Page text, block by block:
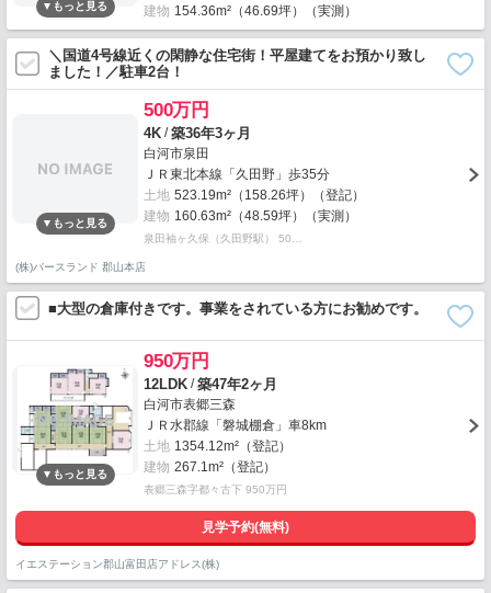
建物 154.36m²（46.69坪）（実測）
＼国道4号線近くの閑静な住宅街！平屋建てをお預かり致し
ました！／駐車2台！
500万円
4K /築36年3ヶ月
白河市泉田
ＪＲ東北本線「久田野」歩35分
土地 523.19m²（158.26坪）（登記）
建物 160.63m²（48.59坪）（実測）
泉田袖ヶ久保（久田野駅） 50…
(株)バースランド 郡山本店
■大型の倉庫付きです。事業をされている方にお勧めです。
950万円
12LDK /築47年2ヶ月
白河市表郷三森
ＪＲ水郡線「磐城棚倉」車8km
土地 1354.12m²（登記）
建物 267.1m²（登記）
表郷三森字都々古下 950万円
見学予約(無料)
イエステーション郡山富田店アドレス(株)